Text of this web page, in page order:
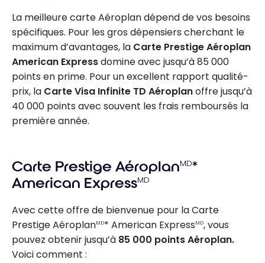
La meilleure carte Aéroplan dépend de vos besoins
spécifiques. Pour les gros dépensiers cherchant le
maximum d’avantages, la Carte Prestige Aéroplan
American Expressdomine avec jusqu’à 85 000
points en prime. Pour un excellent rapport qualité-
prix, la Carte Visa Infinite TD Aéroplanoffre jusqu’à
40 000 points avec souvent les frais remboursés la
première année.
Carte Prestige AéroplanMD*
American ExpressMD
Avec cette offre de bienvenue pour la Carte
Prestige AéroplanMD* American ExpressMD, vous
pouvez obtenir jusqu’à 85 000 points Aéroplan.
Voici comment :